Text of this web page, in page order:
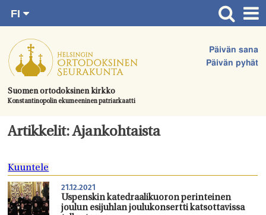
suoraan
sisältöön.
Suomen ortodoksinen kirkko
Konstantinopolin ekumeeninen patriarkaatti
Päivän sana
Päivän pyhät
FI
SV
EN
UA
Etusivu
Ajankohtaista
Juhlat & toimitukset
Kirkot
Tule mukaan
Hautausmaa
Artikkelit: Ajankohtaista
Kuuntele
21.12.2021
Uspenskin katedraalikuoron perinteinen
joulun esijuhlan joulukonsertti katsottavissa